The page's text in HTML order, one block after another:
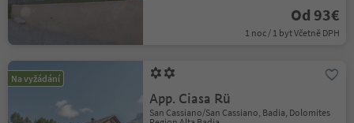
Od 93€
1 noc / 1 byt Včetně DPH
Na vyžádání
App. Ciasa Rü
San Cassiano/San Cassiano, Badia, Dolomites